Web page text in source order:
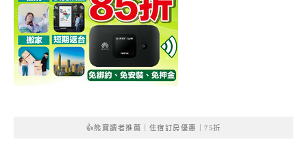
👍熊寶讀者推薦｜住宿訂房優惠｜75折